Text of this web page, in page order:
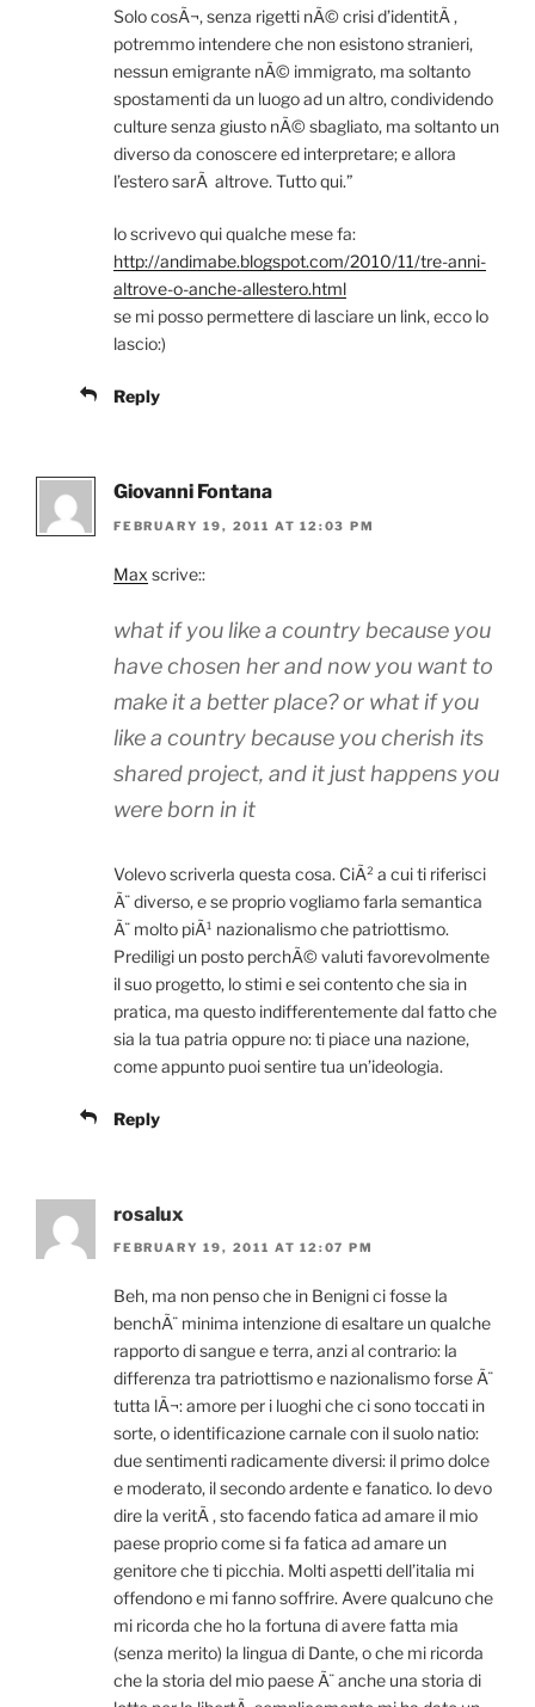
Solo cosÃ¬, senza rigetti nÃ© crisi d’identitÃ ,
potremmo intendere che non esistono stranieri,
nessun emigrante nÃ© immigrato, ma soltanto
spostamenti da un luogo ad un altro, condividendo
culture senza giusto nÃ© sbagliato, ma soltanto un
diverso da conoscere ed interpretare; e allora
l’estero sarÃ altrove. Tutto qui.”
lo scrivevo qui qualche mese fa:
http://andimabe.blogspot.com/2010/11/tre-anni-
altrove-o-anche-allestero.html
se mi posso permettere di lasciare un link, ecco lo
lascio:)
Reply
Giovanni Fontana
FEBRUARY 19, 2011 AT 12:03 PM
Max scrive::
what if you like a country because you
have chosen her and now you want to
make it a better place? or what if you
like a country because you cherish its
shared project, and it just happens you
were born in it
Volevo scriverla questa cosa. CiÃ² a cui ti riferisci
Ã¨ diverso, e se proprio vogliamo farla semantica
Ã¨ molto piÃ¹ nazionalismo che patriottismo.
Prediligi un posto perchÃ© valuti favorevolmente
il suo progetto, lo stimi e sei contento che sia in
pratica, ma questo indifferentemente dal fatto che
sia la tua patria oppure no: ti piace una nazione,
come appunto puoi sentire tua un’ideologia.
Reply
rosalux
FEBRUARY 19, 2011 AT 12:07 PM
Beh, ma non penso che in Benigni ci fosse la
benchÃ¨ minima intenzione di esaltare un qualche
rapporto di sangue e terra, anzi al contrario: la
differenza tra patriottismo e nazionalismo forse Ã¨
tutta lÃ¬: amore per i luoghi che ci sono toccati in
sorte, o identificazione carnale con il suolo natio:
due sentimenti radicamente diversi: il primo dolce
e moderato, il secondo ardente e fanatico. Io devo
dire la veritÃ , sto facendo fatica ad amare il mio
paese proprio come si fa fatica ad amare un
genitore che ti picchia. Molti aspetti dell’italia mi
offendono e mi fanno soffrire. Avere qualcuno che
mi ricorda che ho la fortuna di avere fatta mia
(senza merito) la lingua di Dante, o che mi ricorda
che la storia del mio paese Ã¨ anche una storia di